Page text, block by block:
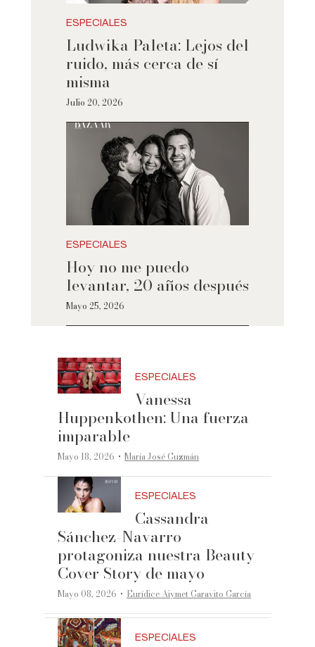
ESPECIALES
Ludwika Paleta: Lejos del
ruido, más cerca de sí
misma
Julio 20, 2026
ESPECIALES
Hoy no me puedo
levantar, 20 años después
Mayo 25, 2026
ESPECIALES
Vanessa
Huppenkothen: Una fuerza
imparable
Mayo 18, 2026 ·María José Guzmán
ESPECIALES
Cassandra
Sánchez-Navarro
protagoniza nuestra Beauty
Cover Story de mayo
Mayo 08, 2026 ·Eurídice Aiymet Garavito García
ESPECIALES